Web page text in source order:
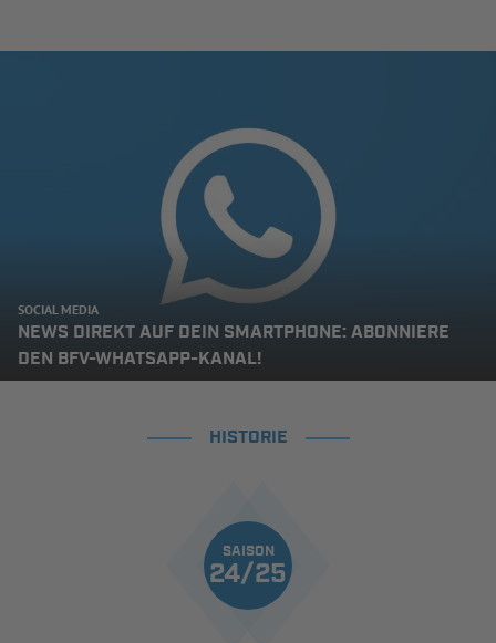
SOCIAL MEDIA
NEWS DIREKT AUF DEIN SMARTPHONE: ABONNIERE
DEN BFV-WHATSAPP-KANAL!
HISTORIE
SAISON
24/25